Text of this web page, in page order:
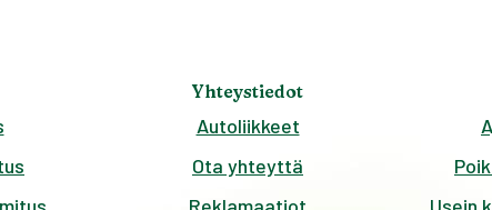
Yhteystiedot
Autoliikkeet
Ota yhteyttä